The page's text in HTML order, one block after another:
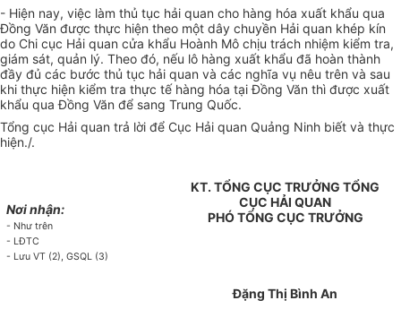
- Hiện nay, việc làm thủ tục hải quan cho hàng hóa xuất khẩu qua
Đồng Văn được thực hiện theo một dây chuyền Hải quan khép kín
do Chi cục Hải quan cửa khẩu Hoành Mô chịu trách nhiệm kiểm tra,
giám sát, quản lý. Theo đó, nếu lô hàng xuất khẩu đã hoàn thành
đầy đủ các bước thủ tục hải quan và các nghĩa vụ nêu trên và sau
khi thực hiện kiểm tra thực tế hàng hóa tại Đồng Văn thì được xuất
khẩu qua Đồng Văn để sang Trung Quốc.
Tổng cục Hải quan trả lời để Cục Hải quan Quảng Ninh biết và thực
hiện./.
Nơi nhận:
- Như trên
- LĐTC
- Lưu VT (2), GSQL (3)
KT. TỔNG CỤC TRƯỞNG TỔNG
CỤC HẢI QUAN
PHÓ TỔNG CỤC TRƯỞNG
Đặng Thị Bình An